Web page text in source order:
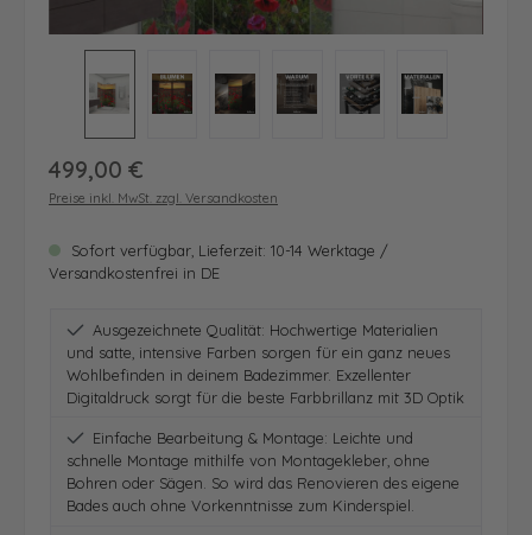
Regulärer Preis:
499,00 €
Preise inkl. MwSt. zzgl. Versandkosten
Sofort verfügbar, Lieferzeit: 10-14 Werktage /
Versandkostenfrei in DE
Ausgezeichnete Qualität: Hochwertige Materialien
und satte, intensive Farben sorgen für ein ganz neues
Wohlbefinden in deinem Badezimmer. Exzellenter
Digitaldruck sorgt für die beste Farbbrillanz mit 3D Optik
Einfache Bearbeitung & Montage: Leichte und
schnelle Montage mithilfe von Montagekleber, ohne
Bohren oder Sägen. So wird das Renovieren des eigene
Bades auch ohne Vorkenntnisse zum Kinderspiel.